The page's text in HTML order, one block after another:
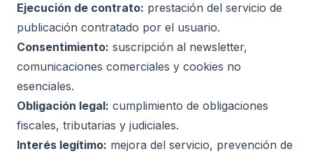
Ejecución de contrato: prestación del servicio de
publicación contratado por el usuario.
Consentimiento: suscripción al newsletter,
comunicaciones comerciales y cookies no
esenciales.
Obligación legal: cumplimiento de obligaciones
fiscales, tributarias y judiciales.
Interés legítimo: mejora del servicio, prevención de